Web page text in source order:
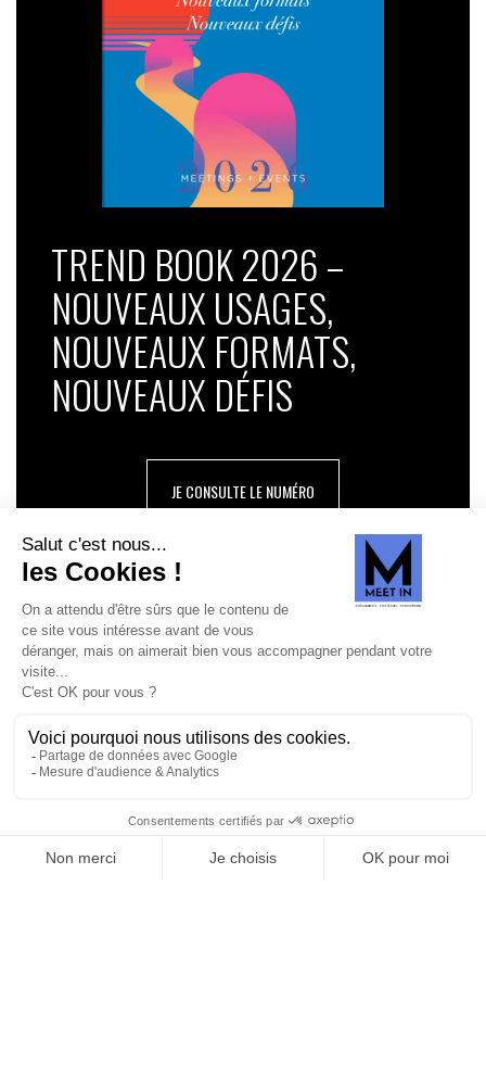
TREND BOOK 2026 –
NOUVEAUX USAGES,
NOUVEAUX FORMATS,
NOUVEAUX DÉFIS
JE CONSULTE LE NUMÉRO
SUIVEZ-NOUS